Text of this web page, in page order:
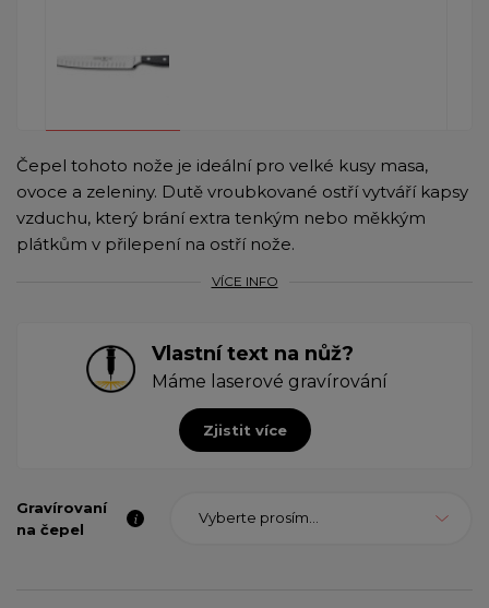
Čepel tohoto nože je ideální pro velké kusy masa,
ovoce a zeleniny. Dutě vroubkované ostří vytváří kapsy
vzduchu, který brání extra tenkým nebo měkkým
plátkům v přilepení na ostří nože.
VÍCE INFO
Vlastní text na nůž?
Máme laserové gravírování
Zjistit více
Gravírovaní
na čepel
Vyberte prosím...